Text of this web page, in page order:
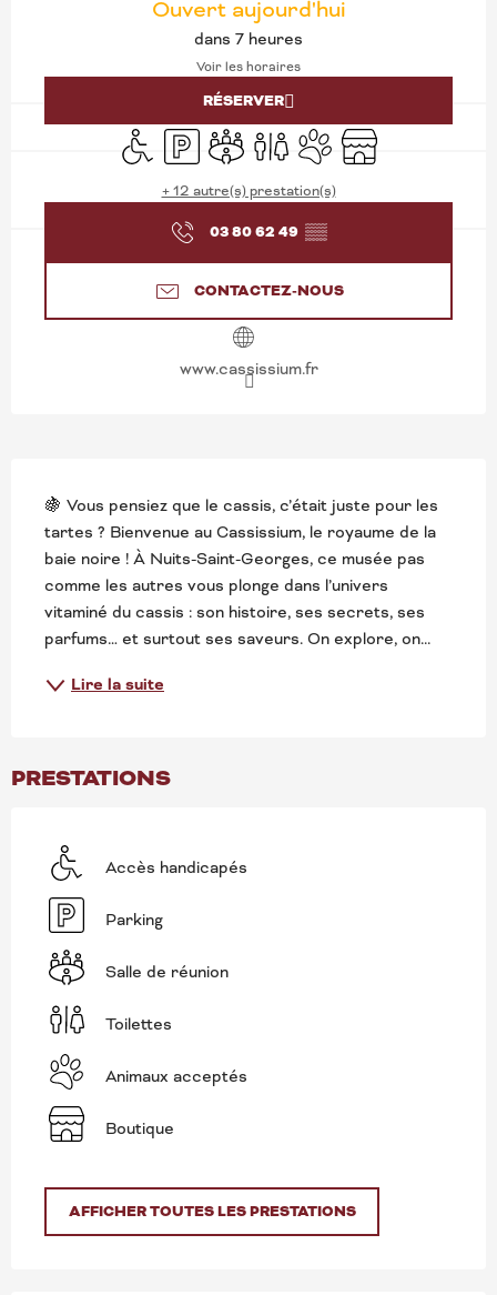
Ouvert aujourd'hui
dans 7 heures
Voir les horaires
RÉSERVER
Accès handicapés
ParkingSalle de réunion
ToilettesAnimaux acceptés
Boutique
+ 12 autre(s) prestation(s)
03 80 62 49 ▒▒
CONTACTEZ-NOUS
www.cassissium.fr
DESCRIPTION
🍇 Vous pensiez que le cassis, c’était juste pour les
tartes ? Bienvenue au Cassissium, le royaume de la
baie noire ! À Nuits-Saint-Georges, ce musée pas
comme les autres vous plonge dans l’univers
vitaminé du cassis : son histoire, ses secrets, ses
parfums… et surtout ses saveurs. On explore, on...
Lire la suite
PRESTATIONS
Accès handicapés
Parking
Salle de réunion
Toilettes
Animaux acceptés
Boutique
AFFICHER TOUTES LES PRESTATIONS